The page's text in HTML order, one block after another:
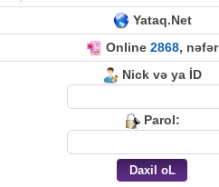
Yataq.Net
Online 2868, nəfər
Nick və ya İD
Parol: